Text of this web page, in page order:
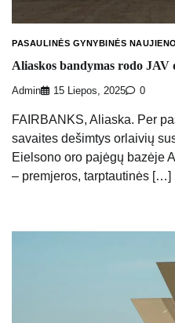
PASAULINĖS GYNYBINĖS
Aliaskos bandymas rodo JAV
Admin 15 Liepos, 2025 0
FAIRBANKS, Aliaska. Per
savaites dešimtys orlaivių
Eielsono oro pajėgų bazėje
– premjeros, tarptautinės […]